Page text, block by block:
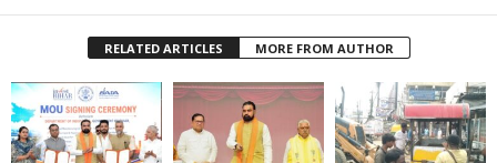
RELATED ARTICLES MORE FROM AUTHOR